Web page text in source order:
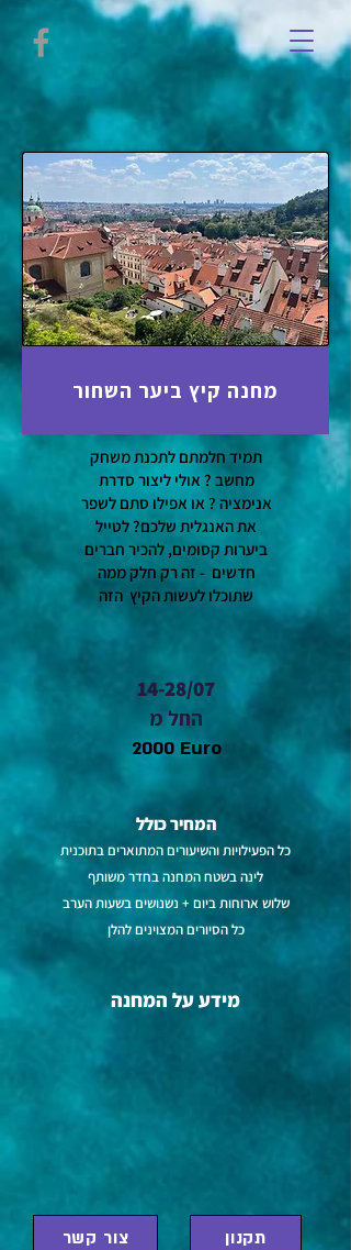
מידע על המחנה
מחנה קיץ ביער השחור
תמיד חלמתם לתכנת משחק
מחשב ? אולי ליצור סדרת
אנימציה ? או אפילו סתם לשפר
את האנגלית שלכם? לטייל
ביערות קסומים, להכיר חברים
חדשים - זה רק חלק ממה
שתוכלו לעשות הקיץ הזה
14-28/07
החל מ
2000 Euro
המחיר כולל
כל הפעילויות והשיעורים המתוארים בתוכנית
לינה בשטח המחנה בחדר משותף
שלוש ארוחות ביום + נשנושים בשעות הערב
כל הסיורים המצוינים להלן
צור קשר תקנון